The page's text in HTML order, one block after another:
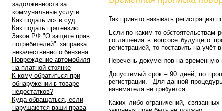
задолженности за
коммунальные услуги
Как подать иск в суд
Как подать претензию
Закон РФ "О защите прав
потребителей": заправка
некачественного бензина.
Повреждение автомобиля
на платной стоянке
К кому обратиться при
обнаружении в товаре
недостатков?
Куда обращаться, если
нарушаются ваши права
Так принято называть регистрацию
Если по каким-то обстоятельствам
соглашения в вопросе будущего
регистрацией, то поставить на
Перечень документов на временную
Допустимый срок – 90 дней, по
регистрации. Для данной
нанимателя не требуется.
Каких либо ограничений,